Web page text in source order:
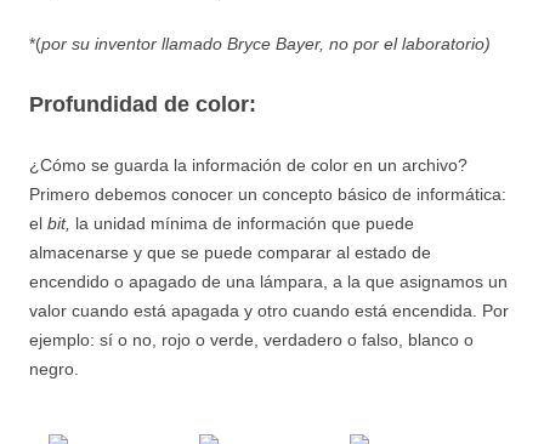
*(por su inventor llamado Bryce Bayer, no por el laboratorio)
Profundidad de color:
¿Cómo se guarda la información de color en un archivo?
Primero debemos conocer un concepto básico de informática:
el bit, la unidad mínima de información que puede
almacenarse y que se puede comparar al estado de
encendido o apagado de una lámpara, a la que asignamos un
valor cuando está apagada y otro cuando está encendida. Por
ejemplo: sí o no, rojo o verde, verdadero o falso, blanco o
negro.